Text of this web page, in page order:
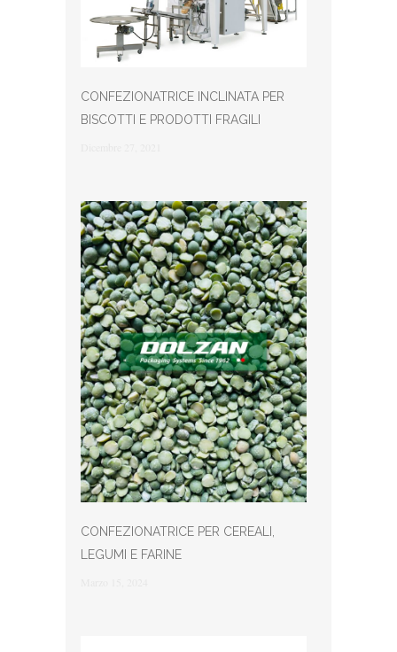
CONFEZIONATRICE INCLINATA PER
BISCOTTI E PRODOTTI FRAGILI
CONFEZIONATRICE PER CEREALI,
LEGUMI E FARINE